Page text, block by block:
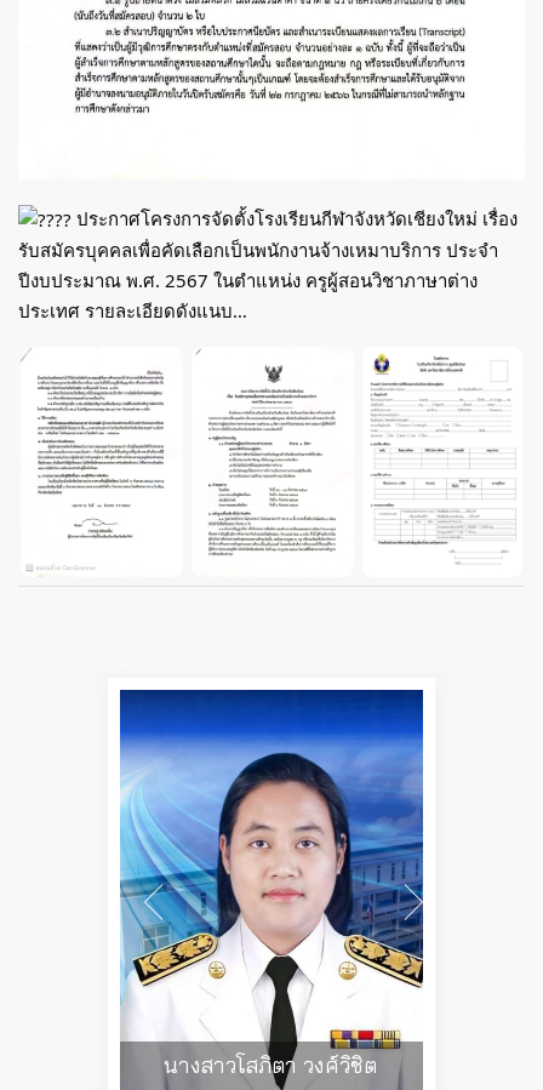
ประกาศโครงการจัดตั้งโรงเรียนกีฬาจังหวัดเชียงใหม่ เรื่อง
รับสมัครบุคคลเพื่อคัดเลือกเป็นพนักงานจ้างเหมาบริการ ประจำ
ปีงบประมาณ พ.ศ. 2567 ในตำแหน่ง ครูผู้สอนวิชาภาษาต่าง
ประเทศ รายละเอียดดังแนบ…
นางสาวโสภิตา วงศ์วิชิต